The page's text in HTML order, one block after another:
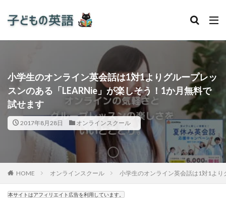
小学生のオンライン英会話は1対1よりグループレッ
スンのある「LEARNie」が楽しそう！1か月無料で
試せます
2017年8月28日 オンラインスクール
HOME オンラインスクール 小学生のオンライン英会話は1対1よ
本サイトはアフィリエイト広告を利用しています。